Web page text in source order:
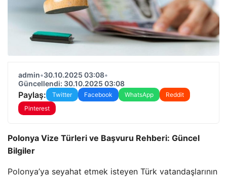
admin•30.10.2025 03:08•
Güncellendi: 30.10.2025 03:08
Paylaş: Twitter Facebook WhatsApp
Reddit
Pinterest
Polonya Vize Türleri ve Başvuru Rehberi: Güncel
Bilgiler
Polonya’ya seyahat etmek isteyen Türk vatandaşlarının